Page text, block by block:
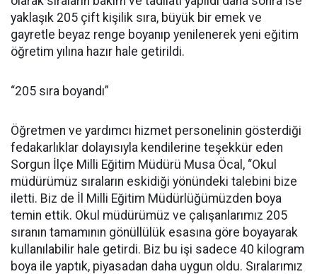
yaklaşık 205 çift kişilik sıra, büyük bir emek ve
gayretle beyaz renge boyanıp yenilenerek yeni eğitim
öğretim yılına hazır hale getirildi.
“205 sıra boyandı”
Öğretmen ve yardımcı hizmet personelinin gösterdiği
fedakarlıklar dolayısıyla kendilerine teşekkür eden
Sorgun İlçe Milli Eğitim Müdürü Musa Öcal, “Okul
müdürümüz sıraların eskidiği yönündeki talebini bize
iletti. Biz de İl Milli Eğitim Müdürlüğümüzden boya
temin ettik. Okul müdürümüz ve çalışanlarımız 205
sıranın tamamının gönüllülük esasına göre boyayarak
kullanılabilir hale getirdi. Biz bu işi sadece 40 kilogram
boya ile yaptık, piyasadan daha uygun oldu. Sıralarımız